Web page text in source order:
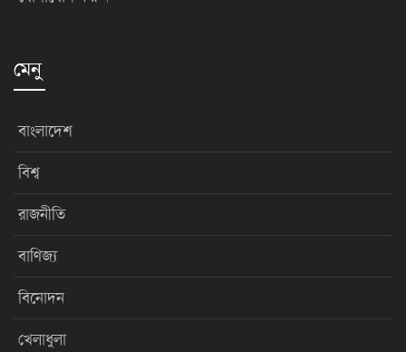
মেনু
বাংলাদেশ
বিশ্ব
রাজনীতি
বাণিজ্য
বিনোদন
খেলাধুলা